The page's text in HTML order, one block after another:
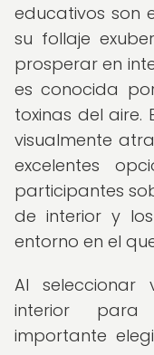
educativos son
su follaje
prosperar en
es conocida
toxinas del aire.
visualmente
excelentes
participantes
de interior y
entorno en el
Al seleccionar
interior para
importante